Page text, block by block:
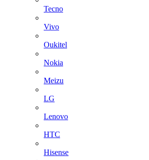
Tecno
Vivo
Oukitel
Nokia
Meizu
LG
Lenovo
HTC
Hisense